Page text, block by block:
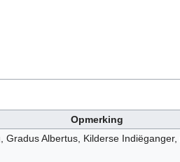
Opmerking
Gradus Albertus, Kilderse Indiëganger,